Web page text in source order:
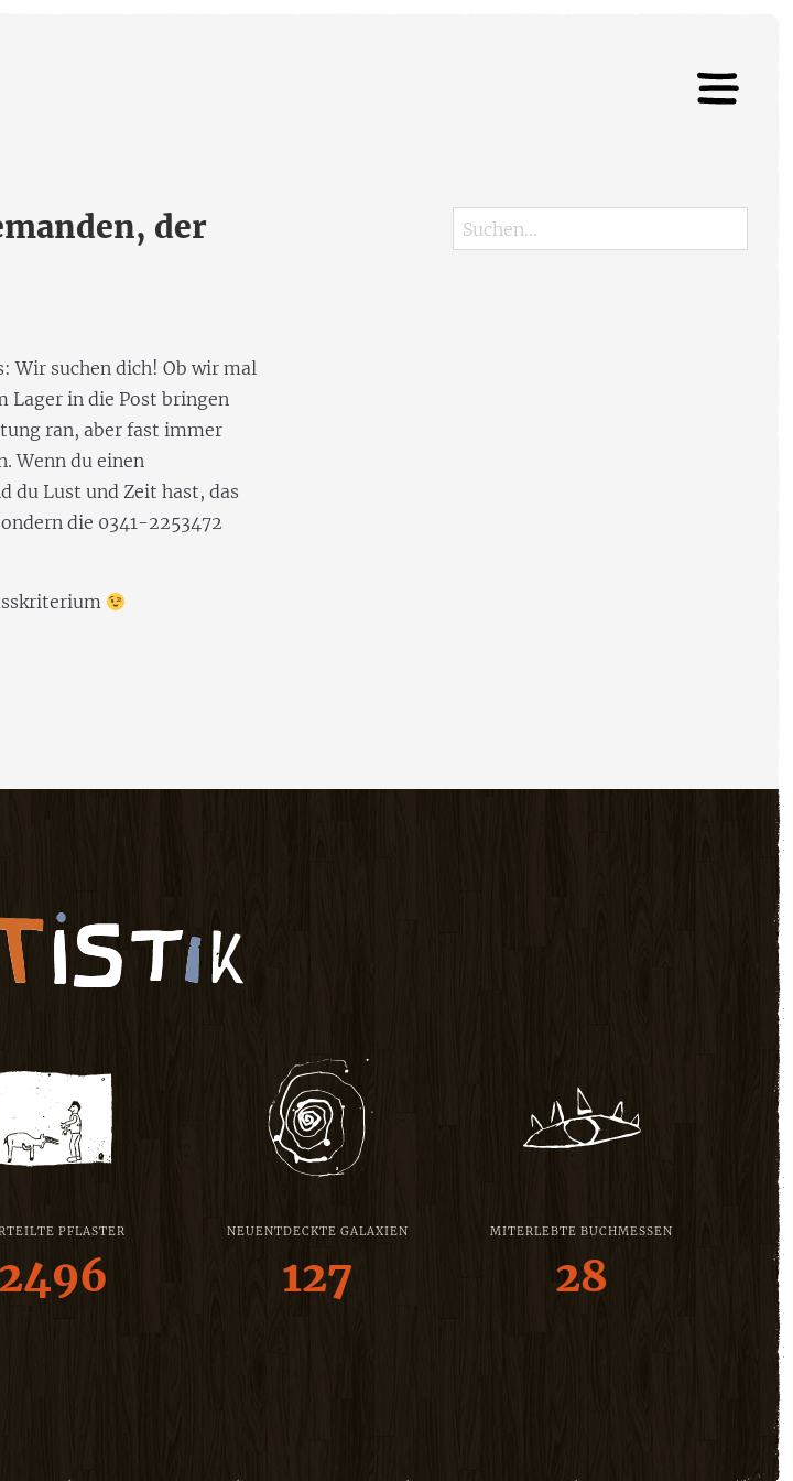
der
Wir suchen dich! Ob wir mal
Lager in die Post bringen
ran, aber fast immer
Wenn du einen
du Lust und Zeit hast, das
die 0341-2253472
PFLASTER
2496
NEUENTDECKTE GALAXIEN
127
MITERLEBTE BUCHMESSEN
28